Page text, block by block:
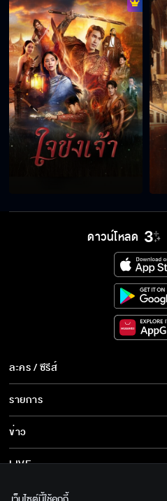
ดาวน์โหลด
ละคร / ซีรีส์
ละคร/ซีรีส์
ซีรีส์นานาชาติ
การ์ตูน & เกม
รายการ
รายการทั้งหมด
ข่าว
ข่าวทั้งหมด
LIVE
เกี่ยวกับเรา